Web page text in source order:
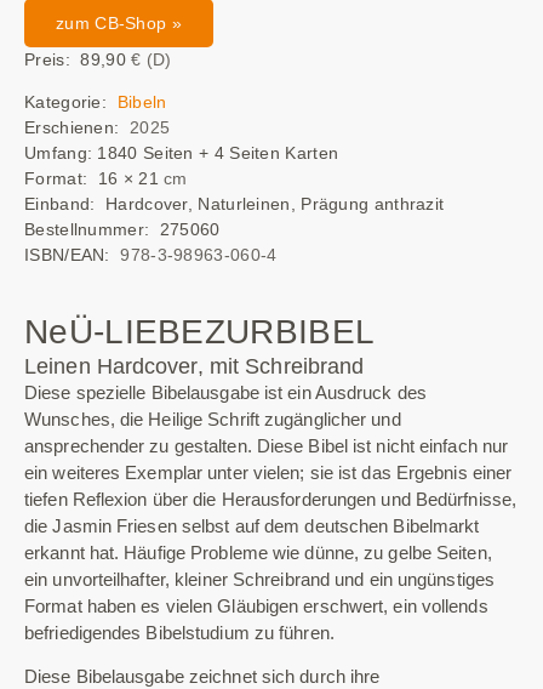
zum CB-Shop »
Preis: 89,90€ (D)
Kategorie: Bibeln
Erschienen: 2025
Umfang: 1840 Seiten + 4 Seiten Karten
Format: 16 × 21 cm
Einband: Hardcover, Naturleinen, Prägung anthrazit
Bestellnummer: 275060
ISBN/EAN:978-3-98963-060-4
NeÜ-LIEBEZURBIBEL
Leinen Hardcover, mit Schreibrand
Diese spezielle Bibelausgabe ist ein Ausdruck des
Wunsches, die Heilige Schrift zugänglicher und
ansprechender zu gestalten. Diese Bibel ist nicht einfach nur
ein weiteres Exemplar unter vielen; sie ist das Ergebnis einer
tiefen Reflexion über die Herausforderungen und Bedürfnisse,
die Jasmin Friesen selbst auf dem deutschen Bibelmarkt
erkannt hat. Häufige Probleme wie dünne, zu gelbe Seiten,
ein unvorteilhafter, kleiner Schreibrand und ein ungünstiges
Format haben es vielen Gläubigen erschwert, ein vollends
befriedigendes Bibelstudium zu führen.
Diese Bibelausgabe zeichnet sich durch ihre